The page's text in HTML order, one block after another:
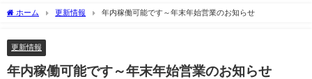
ホーム 更新情報 年内稼働可能です～年末年始営業のお知らせ
更新情報
年内稼働可能です～年末年始営業のお知らせ